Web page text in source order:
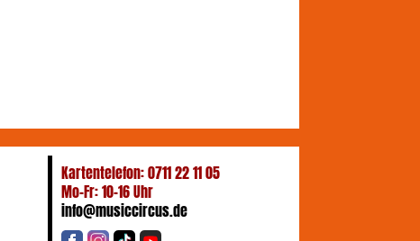
Kartentelefon: 0711 22 11 05
Mo-Fr: 10-16 Uhr
info@musiccircus.de